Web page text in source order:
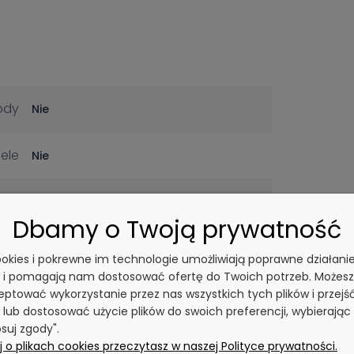
Nie
Nie
Tak
Nie
Dbamy o Twoją prywatność
i pokrewne im technologie umożliwiają poprawne działanie
pomagają nam dostosować ofertę do Twoich potrzeb. Możesz
wykorzystanie przez nas wszystkich tych plików i
lub dostosować użycie plików do swoich preferencji,
zgody".
o plikach cookies przeczytasz w naszej Polityce prywatności.